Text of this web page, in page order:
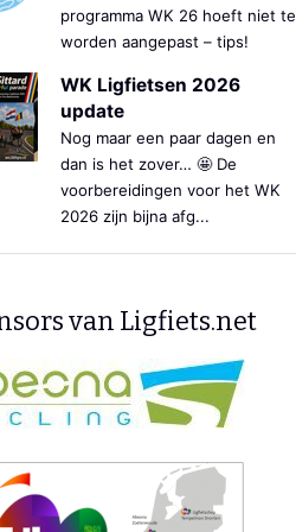
programma WK 26 hoeft niet te
worden aangepast – tips!
WK Ligfietsen 2026
update
Nog maar een paar dagen en
dan is het zover… 🤩 De
voorbereidingen voor het WK
2026 zijn bijna afg...
van Ligfiets.net